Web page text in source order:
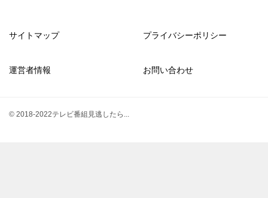
サイトマップ プライバシーポリシー
運営者情報 お問い合わせ
© 2018-2022テレビ番組見逃したら...